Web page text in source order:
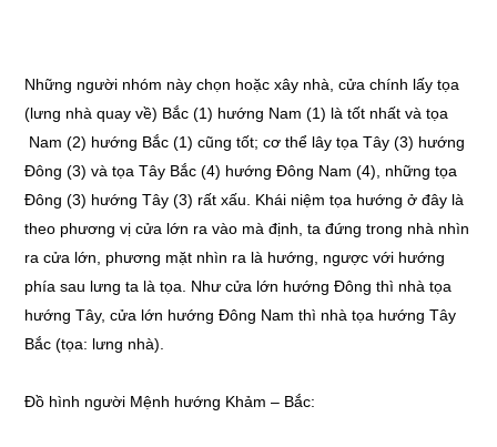
Những người nhóm này chọn hoặc xây nhà, cửa chính lấy tọa
(lưng nhà quay về) Bắc (1) hướng Nam (1) là tốt nhất và tọa
Nam (2) hướng Bắc (1) cũng tốt; cơ thể lây tọa Tây (3) hướng
Đông (3) và tọa Tây Bắc (4) hướng Đông Nam (4), những tọa
Đông (3) hướng Tây (3) rất xấu. Khái niệm tọa hướng ở đây là
theo phương vị cửa lớn ra vào mà định, ta đứng trong nhà nhìn
ra cửa lớn, phương mặt nhìn ra là hướng, ngược với hướng
phía sau lưng ta là tọa. Như cửa lớn hướng Đông thì nhà tọa
hướng Tây, cửa lớn hướng Đông Nam thì nhà tọa hướng Tây
Bắc (tọa: lưng nhà).
Đồ hình người Mệnh hướng Khảm – Bắc: